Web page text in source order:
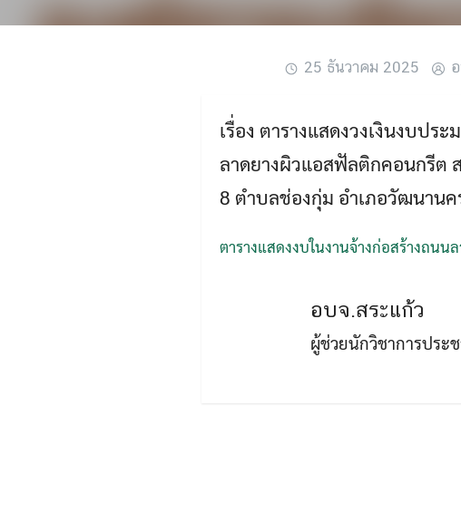
25 ธันวาคม 2025
เรื่อง ตารางแสดงวงเงินงบปร
ลาดยางผิวแอสฟัลติกคอนกรีต
8 ตำบลช่องกุ่ม อำเภอวัฒนานค
ตารางแสดงงบในงานจ้างก่อสร้างถนน
อบจ.สระแก้ว
ผู้ช่วยนักวิชาการประ